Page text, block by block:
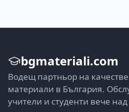
bgmateriali.com
Водещ партньор на
материали в България.
учители и студенти вече